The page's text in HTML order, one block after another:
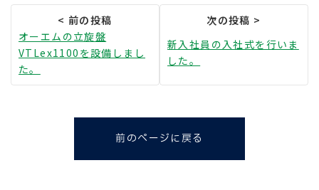
オーエムの立旋盤
VTLex1100を設備しまし
た。
新入社員の入社式を行いま
した。
前のページに戻る